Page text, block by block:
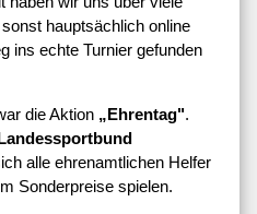
hauptsächlich online
ins echte Turnier gefunden
die Aktion „Ehrentag".
alle ehrenamtlichen Helfer
Sonderpreise spielen.